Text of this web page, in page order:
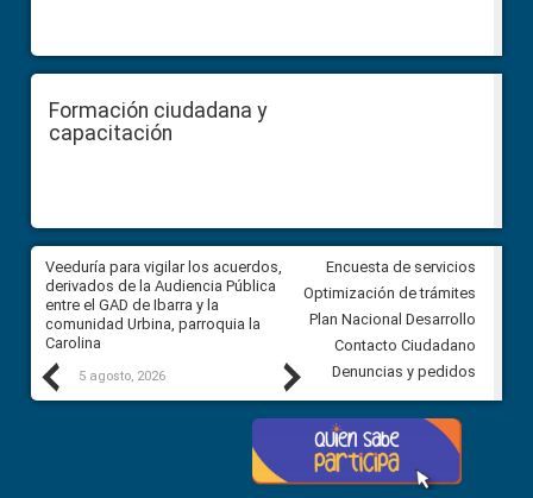
Formación ciudadana y
capacitación
Previous
Veeduría para vigilar los acuerdos,
derivados de la Audiencia Pública
entre el GAD de Ibarra y la
comunidad Urbina, parroquia la
Carolina
5 agosto, 2026
CPCCS convoca a Veeduría
Ciudadana para vigilar el
5 agosto, 2026
Next
Encuesta de servicios
Optimización de trámites
Plan Nacional Desarrollo
Contacto Ciudadano
Denuncias y pedidos